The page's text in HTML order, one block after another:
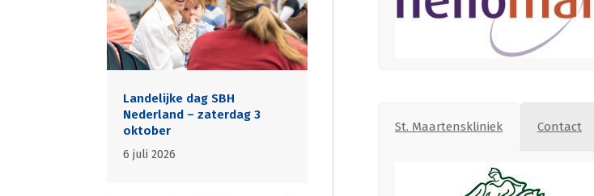
St. Maartenskliniek Contact
Landelijke dag SBH
Nederland – zaterdag 3
oktober
6 juli 2026